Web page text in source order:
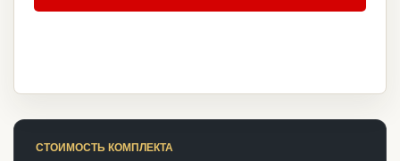
СТОИМОСТЬ КОМПЛЕКТА